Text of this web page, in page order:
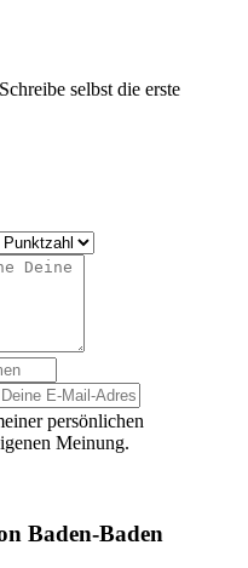
selbst die erste
persönlichen
Meinung.
Baden-Baden